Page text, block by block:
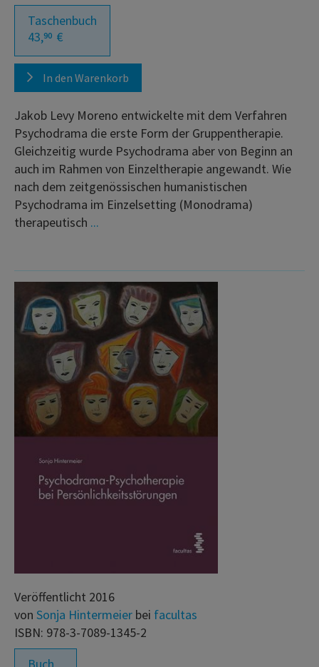
Taschenbuch
43,90 €
In den Warenkorb
Jakob Levy Moreno entwickelte mit dem Verfahren
Psychodrama die erste Form der Gruppentherapie.
Gleichzeitig wurde Psychodrama aber von Beginn an
auch im Rahmen von Einzeltherapie angewandt. Wie
nach dem zeitgenössischen humanistischen
Psychodrama im Einzelsetting (Monodrama)
therapeutisch ...
Veröffentlicht 2016
von Sonja Hintermeier bei facultas
ISBN: 978-3-7089-1345-2